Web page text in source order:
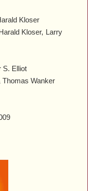
Kloser
Kloser, Larry
S. Elliot
Thomas Wanker